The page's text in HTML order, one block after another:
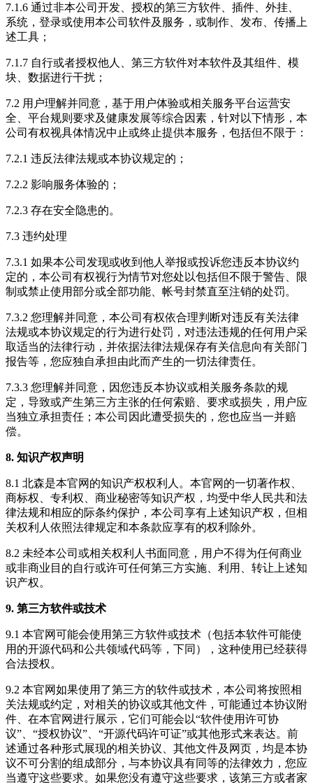
7.1.6 通过非本公司开发、授权的第三方软件、插件、外挂、
系统，登录或使用本公司软件及服务，或制作、发布、传播上
述工具；
7.1.7 自行或者授权他人、第三方软件对本软件及其组件、模
块、数据进行干扰；
7.2 用户理解并同意，基于用户体验或相关服务平台运营安
全、平台规则要求及健康发展等综合因素，针对以下情形，本
公司有权视具体情况中止或终止提供本服务，包括但不限于：
7.2.1 违反法律法规或本协议规定的；
7.2.2 影响服务体验的；
7.2.3 存在安全隐患的。
7.3 违约处理
7.3.1 如果本公司发现或收到他人举报或投诉您违反本协议约
定的，本公司有权视行为情节对您处以包括但不限于警告、限
制或禁止使用部分或全部功能、帐号封禁直至注销的处罚。
7.3.2 您理解并同意，本公司有权依合理判断对违反有关法律
法规或本协议规定的行为进行处罚，对违法违规的任何用户采
取适当的法律行动，并依据法律法规保存有关信息向有关部门
报告等，您应独自承担由此而产生的一切法律责任。
7.3.3 您理解并同意，因您违反本协议或相关服务条款的规
定，导致或产生第三方主张的任何索赔、要求或损失，用户应
当独立承担责任；本公司因此遭受损失的，您也应当一并赔
偿。
8. 知识产权声明
8.1 北森是本官网的知识产权权利人。本官网的一切著作权、
商标权、专利权、商业秘密等知识产权，均受中华人民共和法
律法规和相应的际条约保护，本公司享有上述知识产权，但相
关权利人依照法律规定和本条款应享有的权利除外。
8.2 未经本公司或相关权利人书面同意，用户不得为任何商业
或非商业目的自行或许可任何第三方实施、利用、转让上述知
识产权。
9. 第三方软件或技术
9.1 本官网可能会使用第三方软件或技术（包括本软件可能使
用的开源代码和公共领域代码等，下同），这种使用已经获得
合法授权。
9.2 本官网如果使用了第三方的软件或技术，本公司将按照相
关法规或约定，对相关的协议或其他文件，可能通过本协议附
件、在本官网进行展示，它们可能会以“软件使用许可协
议”、“授权协议”、“开源代码许可证”或其他形式来表达。前
述通过各种形式展现的相关协议、其他文件及网页，均是本协
议不可分割的组成部分，与本协议具有同等的法律效力，您应
当遵守这些要求。如果您没有遵守这些要求，该第三方或者家